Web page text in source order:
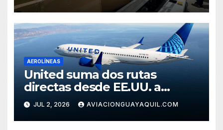
AEROLÍNEAS
United suma dos rutas
directas desde EE.UU. a
Cartagena
JUL 2, 2026 AVIACIONGUAYAQUIL.COM